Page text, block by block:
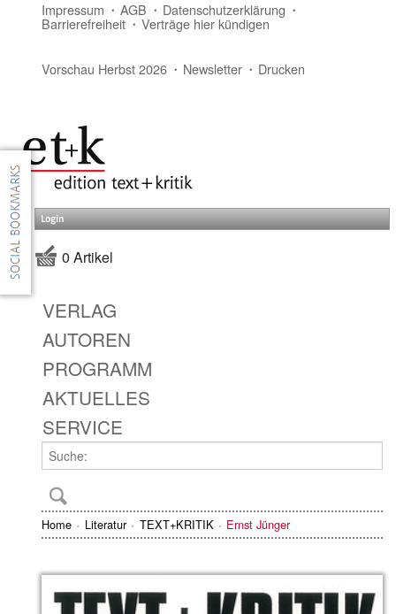
Impressum AGB Datenschutzerklärung
Barrierefreiheit Verträge hier kündigen
Vorschau Herbst 2026 Newsletter Drucken
Login
0 Artikel
VERLAG
AUTOREN
PROGRAMM
AKTUELLES
SERVICE
Home Literatur TEXT+KRITIK Ernst Jünger